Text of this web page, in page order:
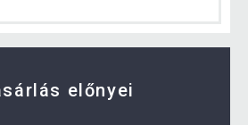
előnyei